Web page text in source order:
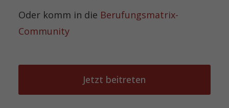
Oder komm in die Berufungsmatrix-
Community
Jetzt beitreten